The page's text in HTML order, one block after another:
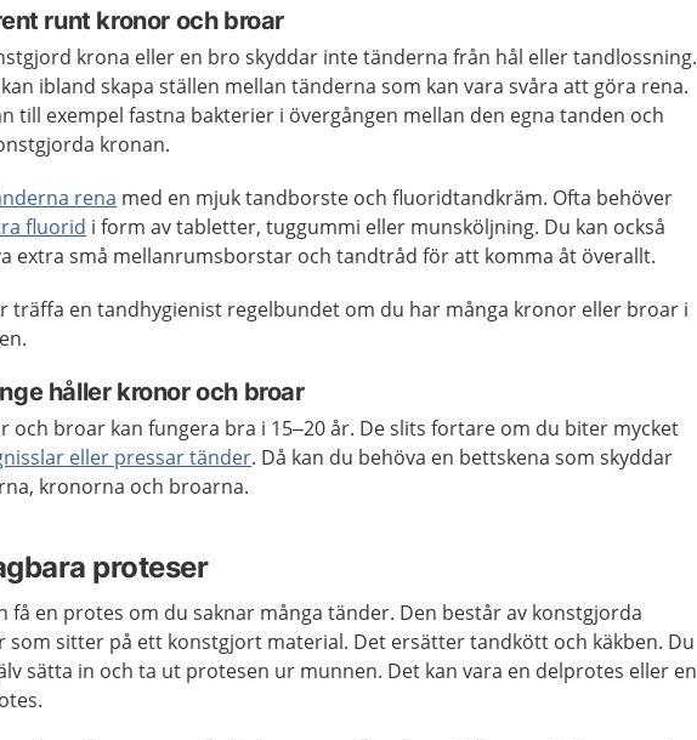
runt kronor och broar
krona eller en bro skyddar inte tänderna från hål eller tandlossning.
ibland skapa ställen mellan tänderna som kan vara svåra att göra rena.
till exempel fastna bakterier i övergången mellan den egna tanden och
kronan.
rena med en mjuk tandborste och fluoridtandkräm. Ofta behöver
fluorid i form av tabletter, tuggummi eller munsköljning. Du kan också
extra små mellanrumsborstar och tandtråd för att komma åt överallt.
träffa en tandhygienist regelbundet om du har många kronor eller broar i
håller kronor och broar
och broar kan fungera bra i 15–20 år. De slits fortare om du biter mycket
eller pressar tänder. Då kan du behöva en bettskena som skyddar
kronorna och broarna.
proteser
få en protes om du saknar många tänder. Den består av konstgjorda
som sitter på ett konstgjort material. Det ersätter tandkött och käkben. Du
sätta in och ta ut protesen ur munnen. Det kan vara en delprotes eller en